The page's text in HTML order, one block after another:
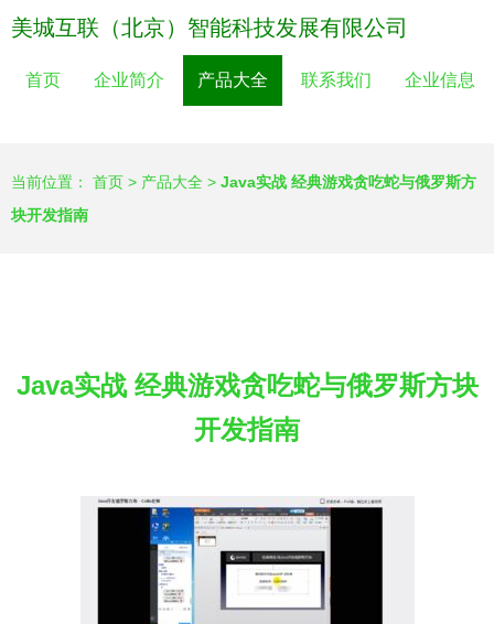
美城互联（北京）智能科技发展有限公司
首页 企业简介 产品大全 联系我们 企业信息
当前位置： 首页 > 产品大全 > Java实战 经典游戏贪吃蛇与俄罗斯方
块开发指南
Java实战 经典游戏贪吃蛇与俄罗斯方块
开发指南